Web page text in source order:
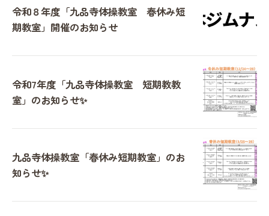
令和８年度「九品寺体操教室 春休み短
期教室」開催のお知らせ
令和7年度「九品寺体操教室 短期教教
室」のお知らせ✨
九品寺体操教室「春休み短期教室」のお
知らせ✨